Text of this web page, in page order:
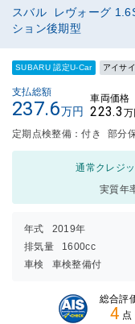
スバル レヴォーグ
ション後期型
SUBARU 認定U-Car アイサ
支払総額
237.6万円
車両価格
223.3 万
定期点検整備：付き 部分
通常クレジ
実質年
年式 2019年
排気量
1600cc
車検
車検整備付
総合評
4 点